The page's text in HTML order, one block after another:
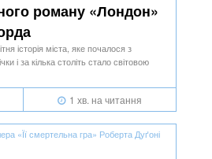
роману «Лондон»
історія міста, яке почалося з
і за кілька століть стало світовою
1 хв. на читання